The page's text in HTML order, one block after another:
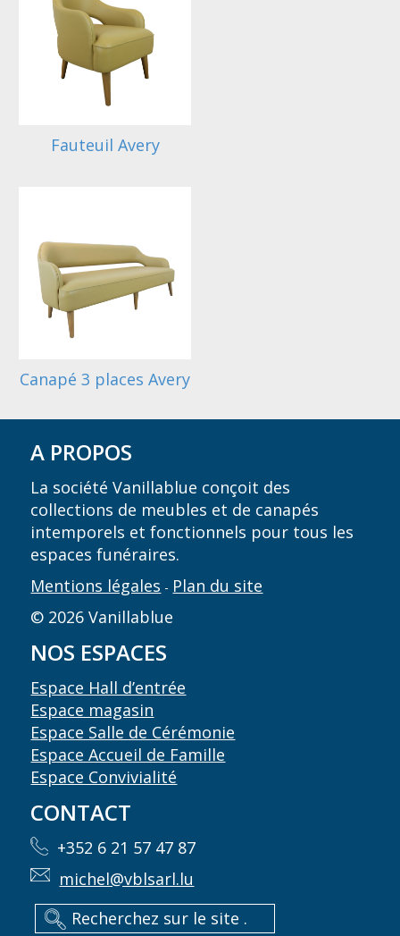
Fauteuil Avery
Canapé 3 places Avery
A PROPOS
La société Vanillablue conçoit des
collections de meubles et de canapés
intemporels et fonctionnels pour tous les
espaces funéraires.
Mentions légales - Plan du site
© 2026 Vanillablue
NOS ESPACES
Espace Hall d’entrée
Espace magasin
Espace Salle de Cérémonie
Espace Accueil de Famille
Espace Convivialité
CONTACT
+352 6 21 57 47 87
michel@vblsarl.lu